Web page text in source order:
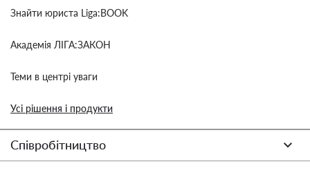
Знайти юриста Liga:BOOK
Академія ЛІГА:ЗАКОН
Теми в центрі уваги
Усі рішення і продукти
Співробітництво